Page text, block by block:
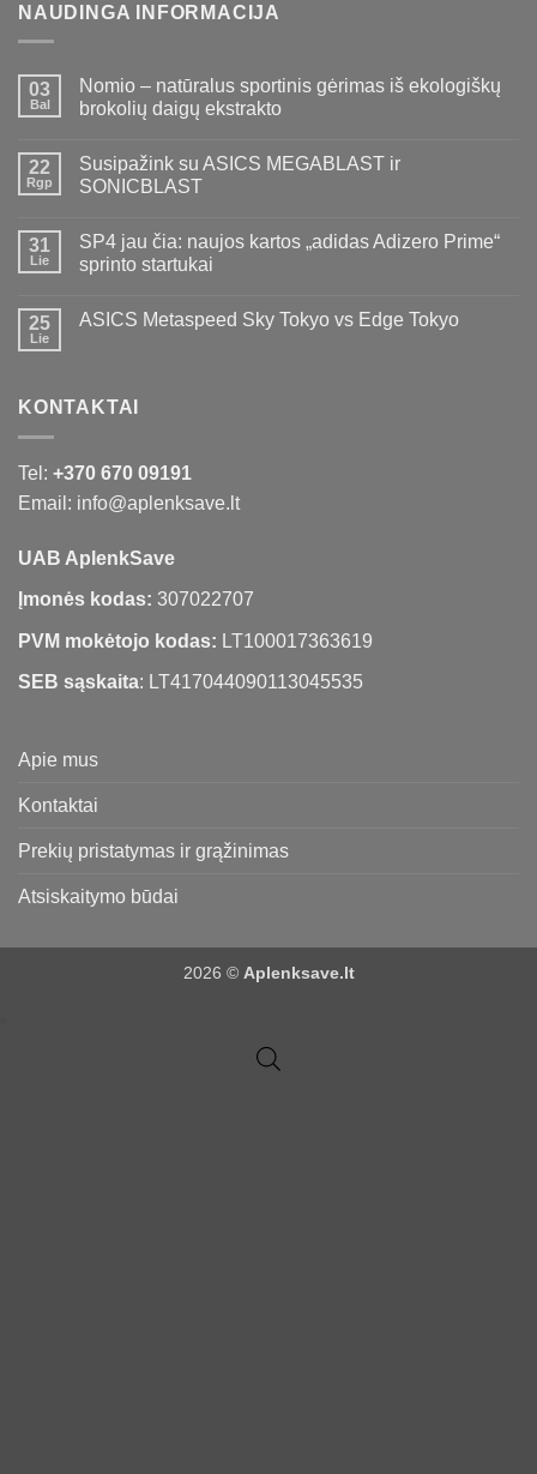
NAUDINGA INFORMACIJA
03
Bal
Nomio – natūralus sportinis gėrimas iš ekologiškų
brokolių daigų ekstrakto
22
Rgp
Susipažink su ASICS MEGABLAST ir
SONICBLAST
31
Lie
SP4 jau čia: naujos kartos „adidas Adizero Prime“
sprinto startukai
25
Lie
ASICS Metaspeed Sky Tokyo vs Edge Tokyo
KONTAKTAI
Tel: +370 670 09191
Email: info@aplenksave.lt
UAB AplenkSave
Įmonės kodas: 307022707
PVM mokėtojo kodas: LT100017363619
SEB sąskaita: LT417044090113045535
Apie mus
Kontaktai
Prekių pristatymas ir grąžinimas
Atsiskaitymo būdai
2026 © Aplenksave.lt